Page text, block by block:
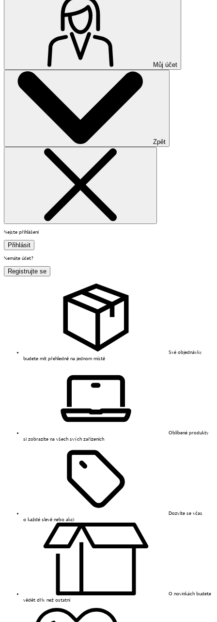
Můj účet
Zpět
Nejste přihlášení
Přihlásit
Nemáte účet?
Registrujte se
Své objednávky
budete mít přehledně na jednom místě
Oblíbené produkty
si zobrazíte na všech svých zařízeních
Dozvíte se včas
o každé slevě nebo akci
O novinkách budete
vědět dřív než ostatní